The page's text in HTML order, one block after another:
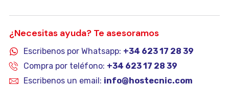
¿Necesitas ayuda? Te asesoramos
Escribenos por Whatsapp: +34 623 17 28 39
Compra por teléfono: +34 623 17 28 39
Escribenos un email: info@hostecnic.com